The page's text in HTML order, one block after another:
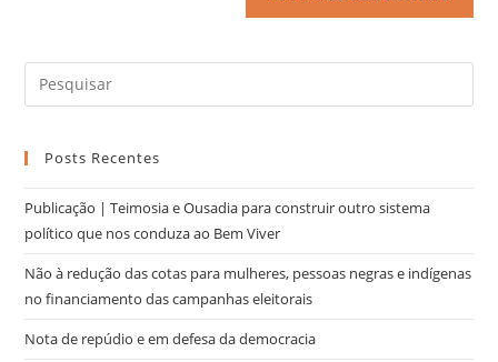
Posts Recentes
Publicação | Teimosia e Ousadia para construir outro sistema
político que nos conduza ao Bem Viver
Não à redução das cotas para mulheres, pessoas negras e indígenas
no financiamento das campanhas eleitorais
Nota de repúdio e em defesa da democracia